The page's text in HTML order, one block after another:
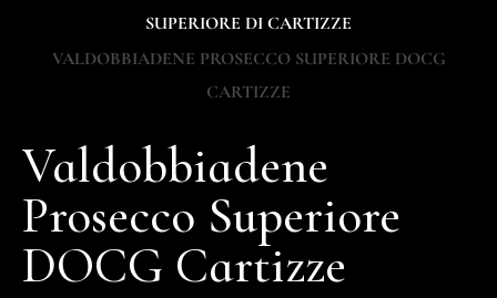
SUPERIORE DI CARTIZZE
VALDOBBIADENE PROSECCO SUPERIORE DOCG
CARTIZZE
Valdobbiadene
Prosecco Superiore
DOCG Cartizze